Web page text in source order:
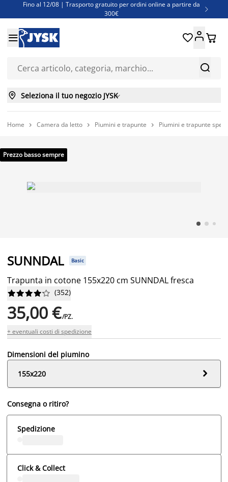
Fino al 12/08 | Trasporto gratuito per ordini online a partire da
300€

Super offerte d'estate | Oltre 1.500 articoli fino al 70%
Finanziamenti - Scegli il piano di rimborso più adatto a te


 
 Seleziona il tuo negozio JYSK
Home  Camera da letto  Piumini e trapunte  Piumini e trapunte
Prezzo basso sempre
SUNNDAL Basic
Trapunta in cotone 155x220 cm SUNNDAL fresca





 (352)
35,00 €/PZ.
+ eventuali costi di spedizione
Dimensioni del piumino
155x220

Consegna o ritiro?
Spedizione
Click & Collect